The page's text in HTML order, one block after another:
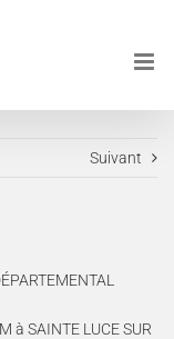
Suivant
à SAINTE LUCE SUR